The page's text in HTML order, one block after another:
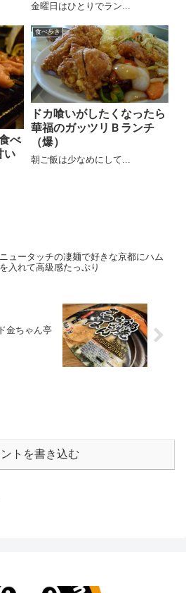
金曜日はひとりでラン...
べ
い
食べ歩き
ドカ喰いがしたくなったら
華福のガッツリＢランチ
（爆）
朝ご飯は少なめにして...
ニュータッチの凄麺で好きな京都にハム
を入れて高級感たっぷり
金ちゃん亭
トを書き込む